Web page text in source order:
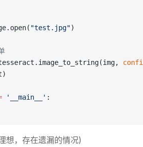
"test.jpg")
'__main__' :
想，存在遗漏的情况)